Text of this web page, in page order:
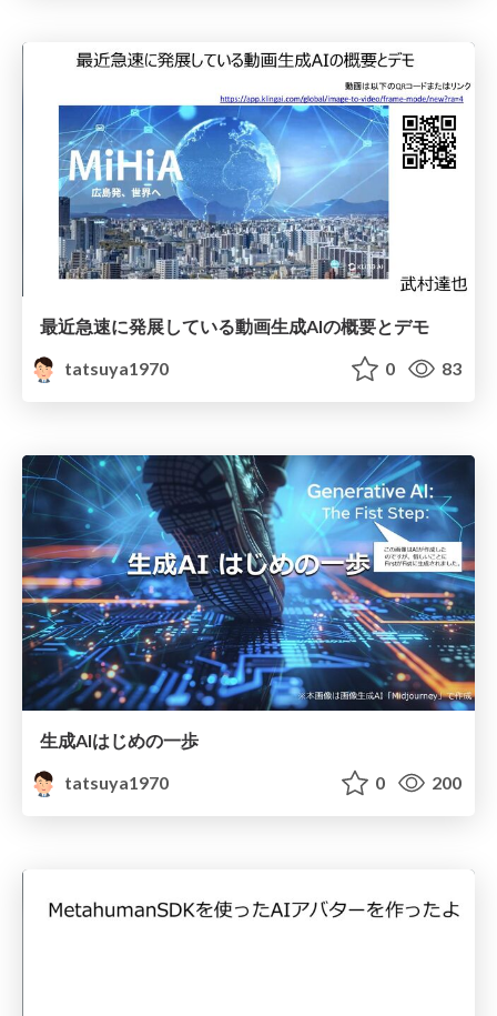
最近急速に発展している動画生成AIの概要とデモ
tatsuya1970
0 83
生成AIはじめの一歩
tatsuya1970
0 200